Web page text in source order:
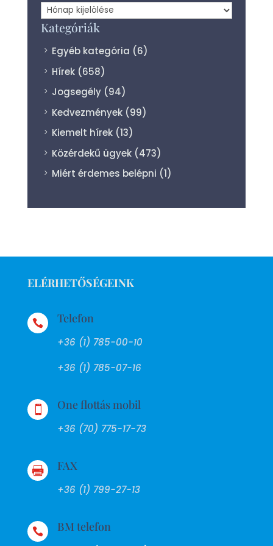
Archívum
Kategóriák
Egyéb kategória (6)
Hírek (658)
Jogsegély (94)
Kedvezmények (99)
Kiemelt hírek (13)
Közérdekű ügyek (473)
Miért érdemes belépni (1)
ELÉRHETŐSÉGEINK
 Telefon
+36 (1) 785-00-10
+36 (1) 785-07-16
 One flottás mobil
+36 (70) 775-17-73
 FAX
+36 (1) 799-27-13
 BM telefon